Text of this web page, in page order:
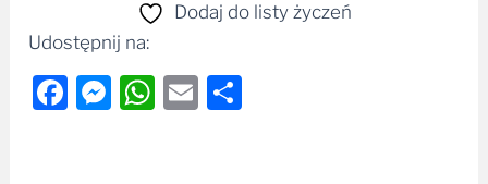
Dodaj do listy życzeń
Udostępnij na:
Facebook
Messenger
WhatsApp
Email